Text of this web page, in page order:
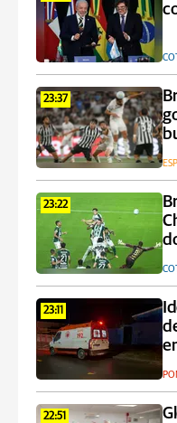
23:37
23:22
23:11
22:51